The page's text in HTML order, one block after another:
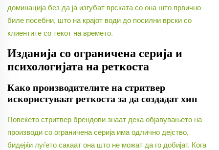
доминација без да ја изгубат врската со она што првично
биле посебни, што на крајот води до посилни врски со
клиентите со текот на времето.
Изданија со ограничена серија и
психологијата на реткоста
Како производителите на стритвер
искористуваат реткоста за да создадат хип
Повеќето стритвер брендови знаат дека објавувањето на
производи со ограничена серија има одлично дејство,
бидејќи луѓето сакаат она што не можат да го добијат. Кога